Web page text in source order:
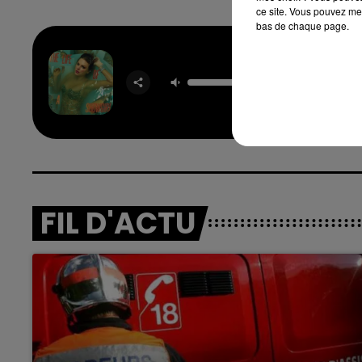
FIL D'ACTU
ce site. Vous pouvez
bas de chaque page.